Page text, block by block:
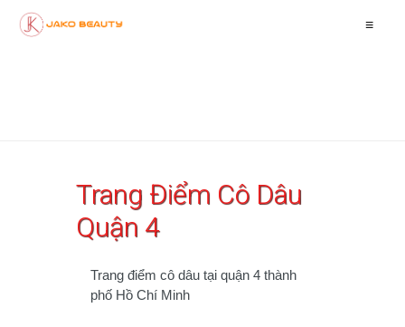
≡
Trang Điểm Cô Dâu
Quận 4
Trang điểm cô dâu tại quận 4 thành
phố Hồ Chí Minh